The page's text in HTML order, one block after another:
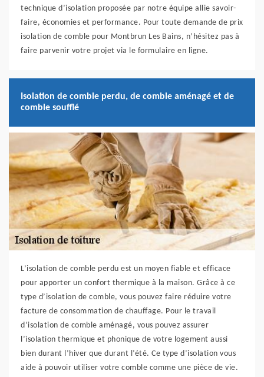
technique d’isolation proposée par notre équipe allie savoir-
faire, économies et performance. Pour toute demande de prix
isolation de comble pour Montbrun Les Bains, n’hésitez pas à
faire parvenir votre projet via le formulaire en ligne.
Isolation de comble perdu, de comble aménagé et de
comble soufflé
L’isolation de comble perdu est un moyen fiable et efficace
pour apporter un confort thermique à la maison. Grâce à ce
type d’isolation de comble, vous pouvez faire réduire votre
facture de consommation de chauffage. Pour le travail
d’isolation de comble aménagé, vous pouvez assurer
l’isolation thermique et phonique de votre logement aussi
bien durant l’hiver que durant l’été. Ce type d’isolation vous
aide à pouvoir utiliser votre comble comme une pièce de vie.